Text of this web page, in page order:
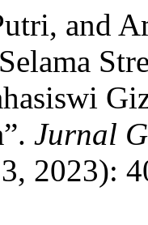
and
Jurnal
2023):